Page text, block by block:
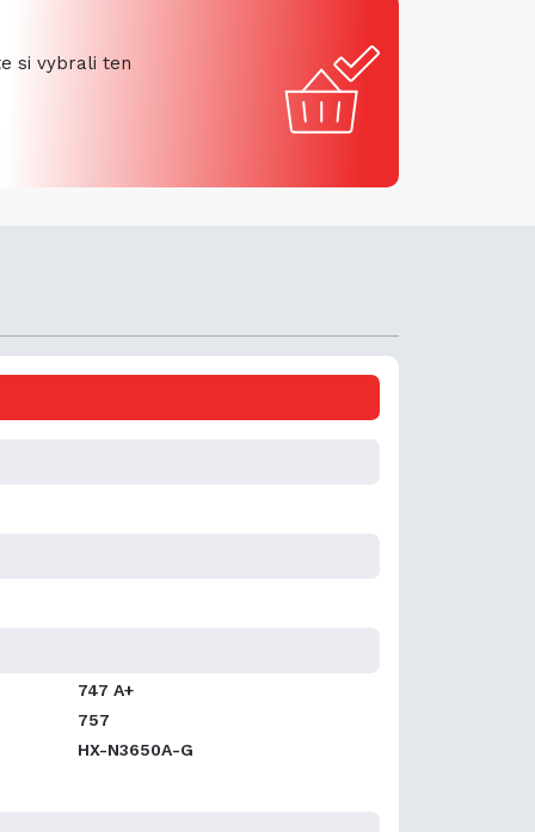
si vybrali ten
747 A+
757
HX-N3650A-G